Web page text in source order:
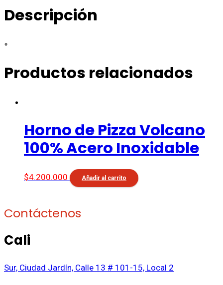
Descripción
•
Productos relacionados
Horno de Pizza Volcano
100% Acero Inoxidable
$4.200.000 Añadir al carrito
Contáctenos
Cali
Sur, Ciudad Jardín, Calle 13 # 101-15, Local 2